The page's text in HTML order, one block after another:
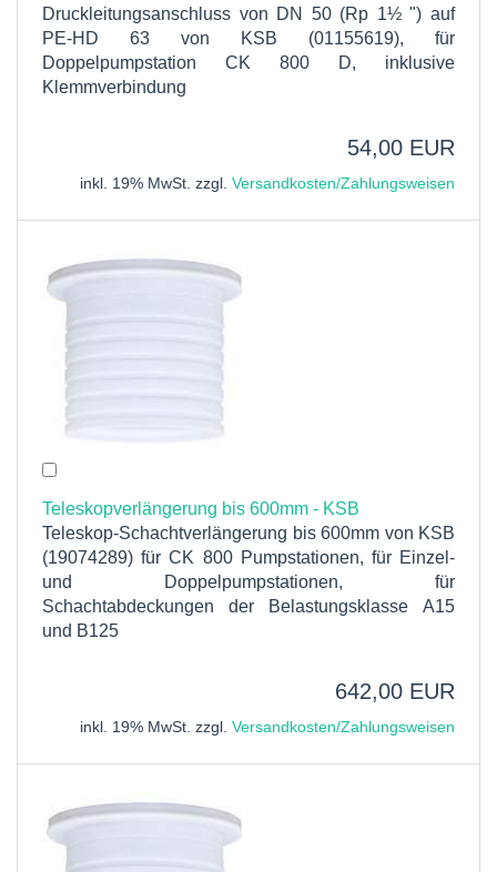
Druckleitungsanschluss von DN 50 (Rp 1½ ") auf
PE-HD 63 von KSB (01155619), für
Doppelpumpstation CK 800 D, inklusive
Klemmverbindung
54,00 EUR
inkl. 19% MwSt. zzgl. Versandkosten/Zahlungsweisen
Teleskopverlängerung bis 600mm - KSB
Teleskop-Schachtverlängerung bis 600mm von KSB
(19074289) für CK 800 Pumpstationen, für Einzel-
und Doppelpumpstationen, für
Schachtabdeckungen der Belastungsklasse A15
und B125
642,00 EUR
inkl. 19% MwSt. zzgl. Versandkosten/Zahlungsweisen